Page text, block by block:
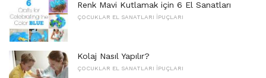
Renk Mavi Kutlamak için 6 El Sanatları
ÇOCUKLAR EL SANATLARI İPUÇLARI
Kolaj Nasıl Yapılır?
ÇOCUKLAR EL SANATLARI İPUÇLARI